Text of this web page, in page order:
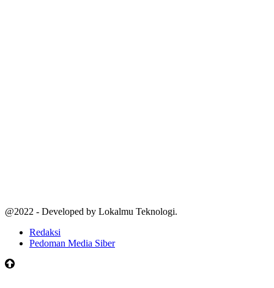
@2022 - Developed by Lokalmu Teknologi.
Redaksi
Pedoman Media Siber